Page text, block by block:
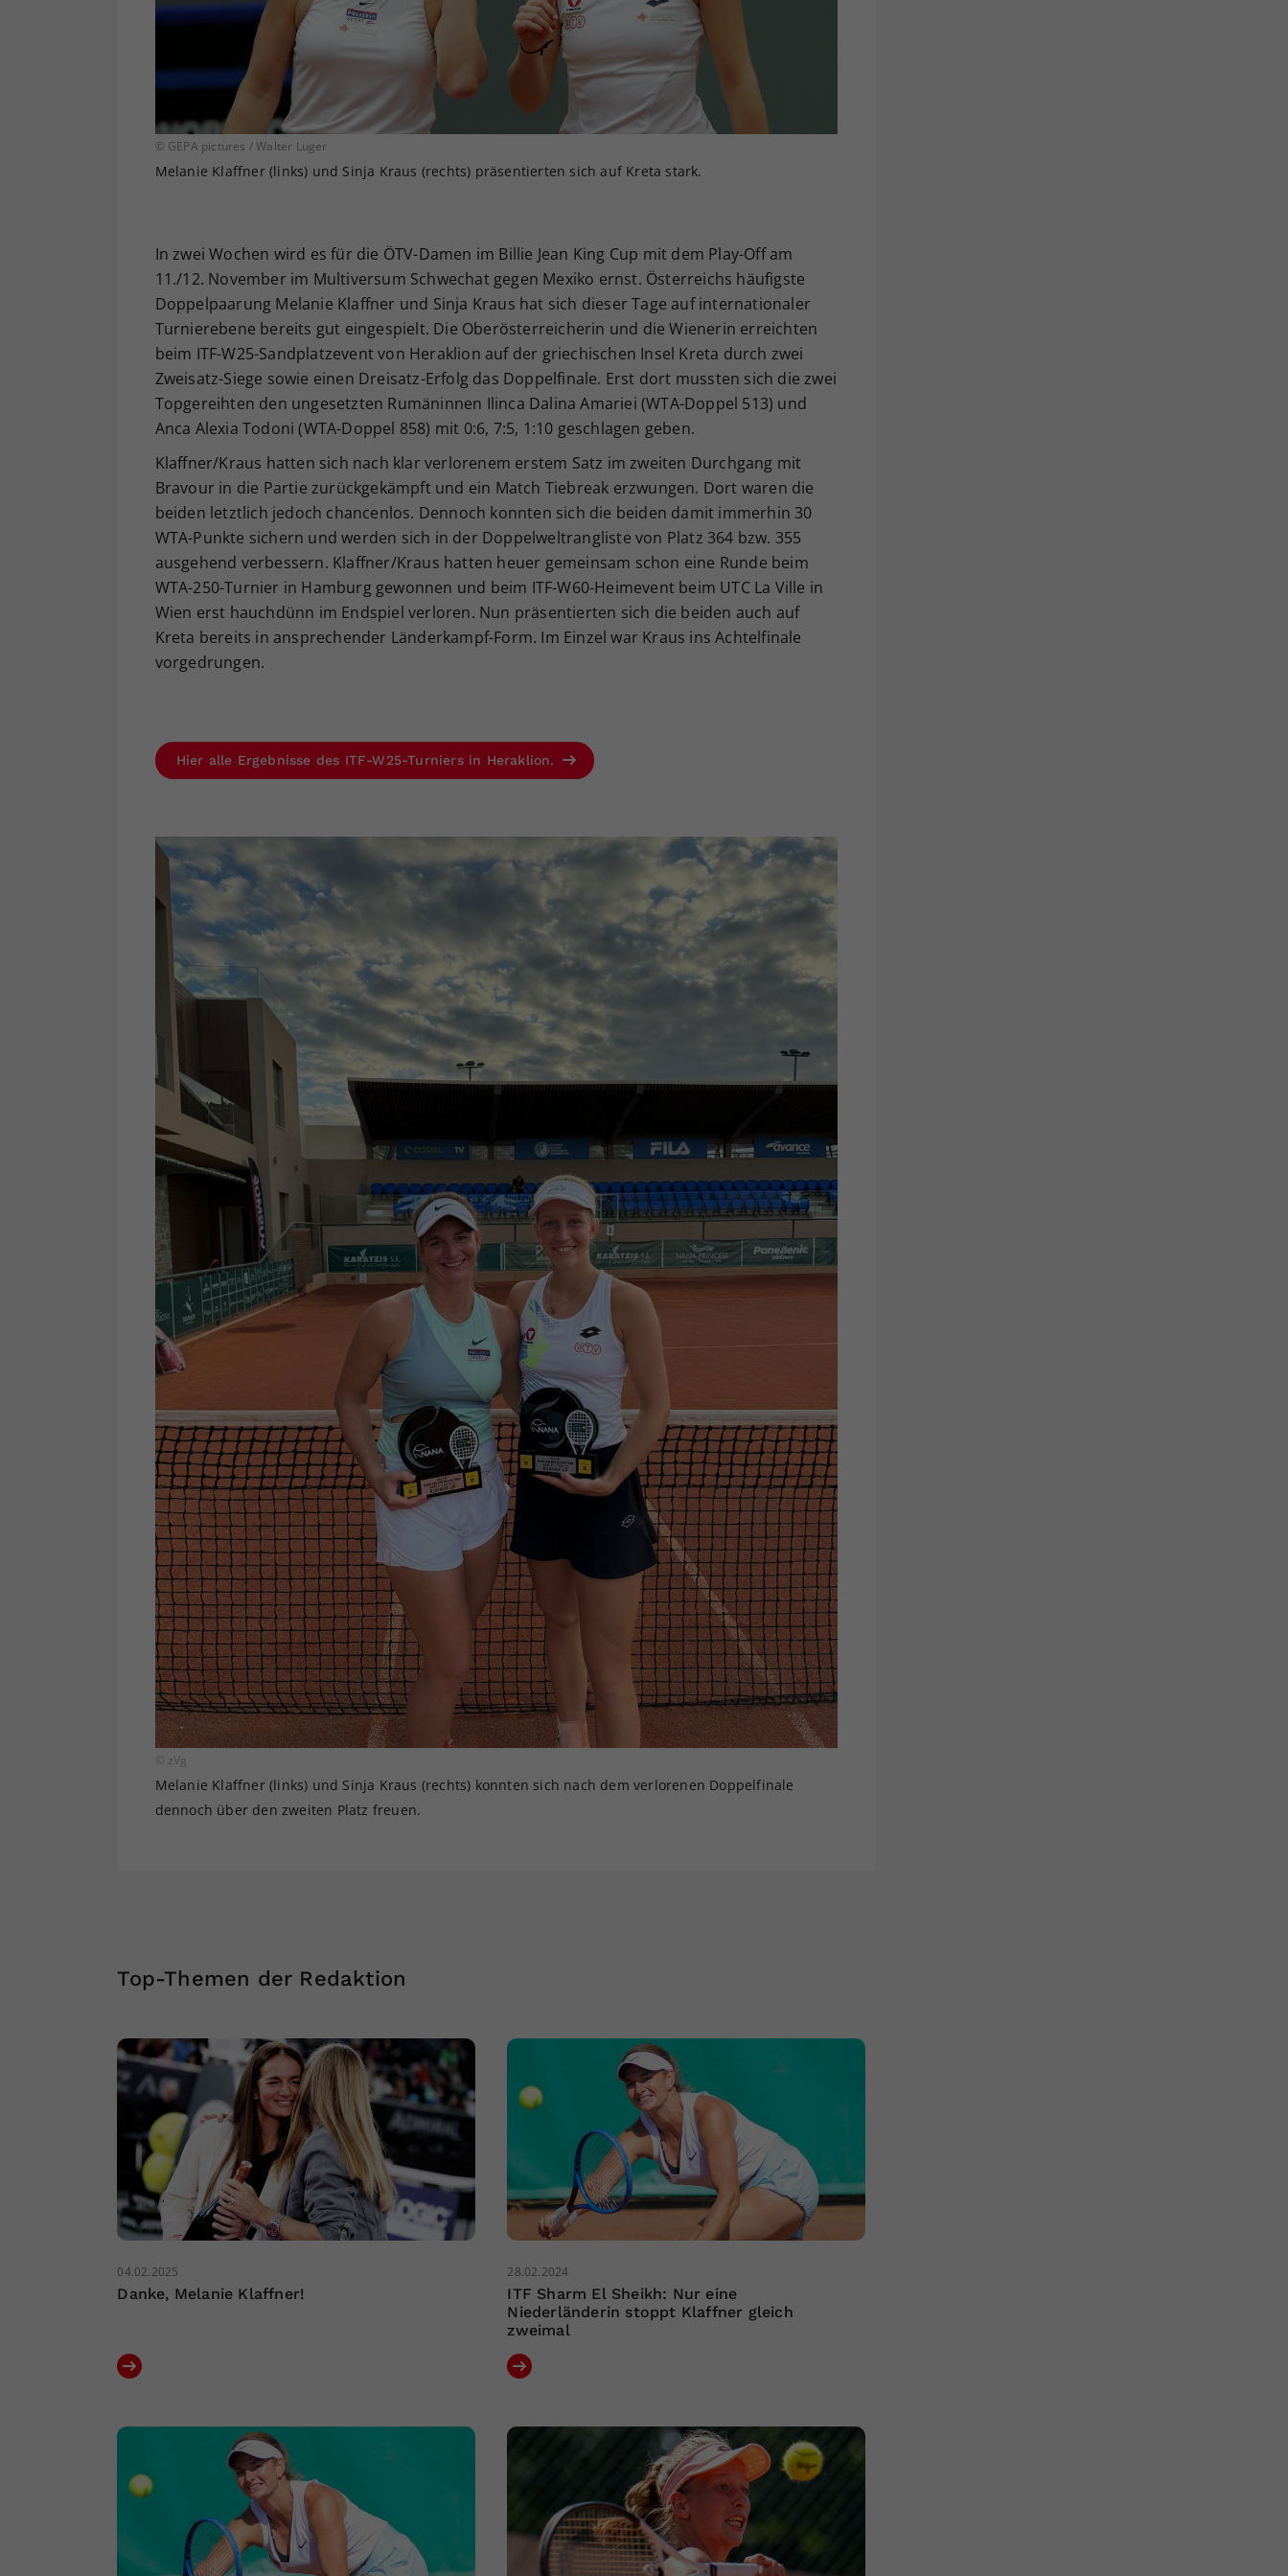
© GEPA pictures / Walter Luger
Melanie Klaffner (links) und Sinja Kraus (rechts) präsentierten sich auf Kreta stark.
In zwei Wochen wird es für die ÖTV-Damen im Billie Jean King Cup mit dem Play-Off am
11./12. November im Multiversum Schwechat gegen Mexiko ernst. Österreichs häufigste
Doppelpaarung Melanie Klaffner und Sinja Kraus hat sich dieser Tage auf internationaler
Turnierebene bereits gut eingespielt. Die Oberösterreicherin und die Wienerin erreichten
beim ITF-W25-Sandplatzevent von Heraklion auf der griechischen Insel Kreta durch zwei
Zweisatz-Siege sowie einen Dreisatz-Erfolg das Doppelfinale. Erst dort mussten sich die zwei
Topgereihten den ungesetzten Rumäninnen Ilinca Dalina Amariei (WTA-Doppel 513) und
Anca Alexia Todoni (WTA-Doppel 858) mit 0:6, 7:5, 1:10 geschlagen geben.
Klaffner/Kraus hatten sich nach klar verlorenem erstem Satz im zweiten Durchgang mit
Bravour in die Partie zurückgekämpft und ein Match Tiebreak erzwungen. Dort waren die
beiden letztlich jedoch chancenlos. Dennoch konnten sich die beiden damit immerhin 30
WTA-Punkte sichern und werden sich in der Doppelweltrangliste von Platz 364 bzw. 355
ausgehend verbessern. Klaffner/Kraus hatten heuer gemeinsam schon eine Runde beim
WTA-250-Turnier in Hamburg gewonnen und beim ITF-W60-Heimevent beim UTC La Ville in
Wien erst hauchdünn im Endspiel verloren. Nun präsentierten sich die beiden auch auf
Kreta bereits in ansprechender Länderkampf-Form. Im Einzel war Kraus ins Achtelfinale
vorgedrungen.
Hier alle Ergebnisse des ITF-W25-Turniers in Heraklion.
© zVg
Melanie Klaffner (links) und Sinja Kraus (rechts) konnten sich nach dem verlorenen Doppelfinale
dennoch über den zweiten Platz freuen.
Top-Themen der Redaktion
04.02.2025
Danke, Melanie Klaffner!
28.02.2024
ITF Sharm El Sheikh: Nur eine
Niederländerin stoppt Klaffner gleich
zweimal
Ihrer vorgenommen Einstellungen, falls der
Webseiten-Betreiber dies eingestellt hat.